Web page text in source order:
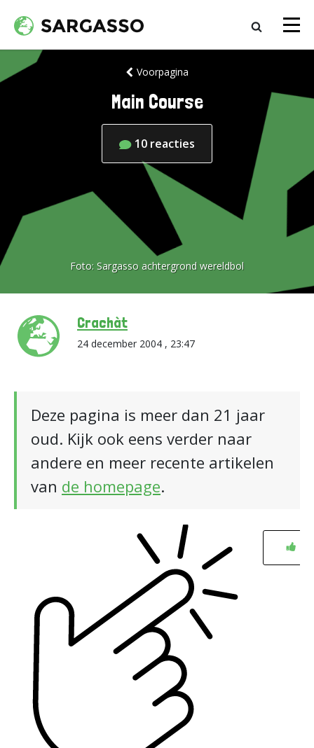
Voorpagina
Main Course
10 reacties
Foto: Sargasso achtergrond wereldbol
Crachàt
24 december 2004 , 23:47
Deze pagina is meer dan 21 jaar
oud. Kijk ook eens verder naar
andere en meer recente artikelen
van de homepage.